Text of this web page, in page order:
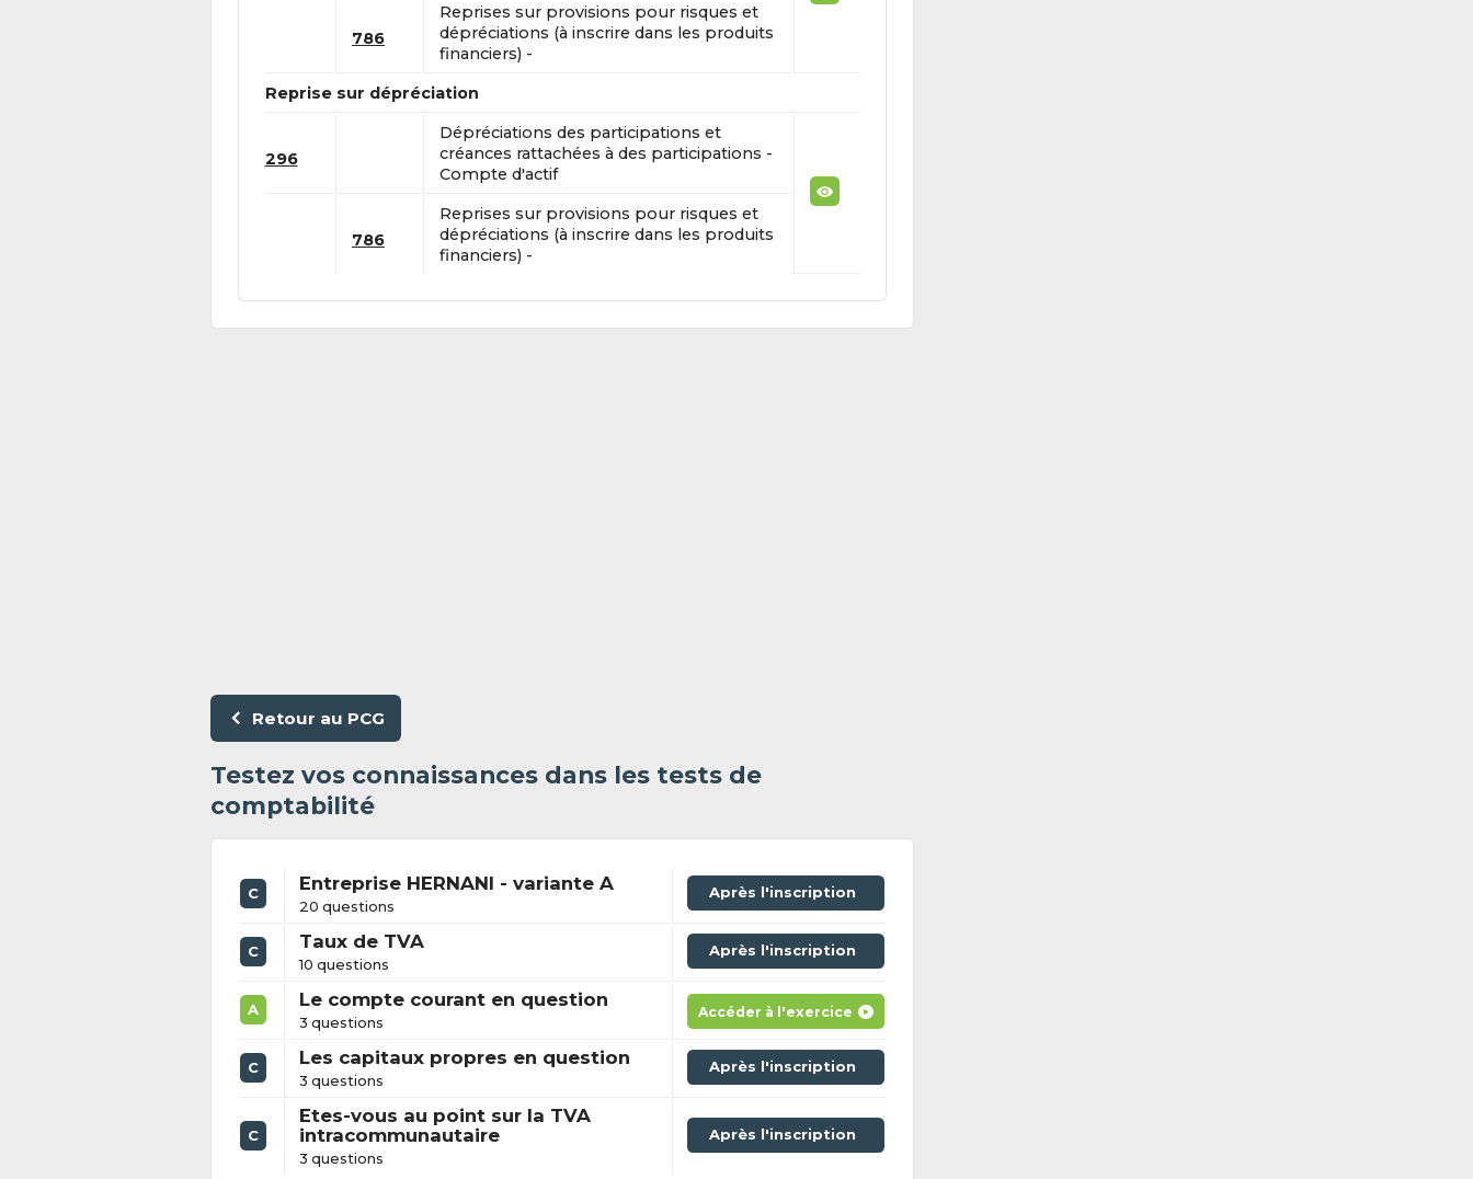
786
Reprises sur provisions pour risques et
dépréciations (à inscrire dans les produits
financiers) -
Reprise sur dépréciation
296
Dépréciations des participations et
créances rattachées à des participations -
Compte d'actif
786
Reprises sur provisions pour risques et
dépréciations (à inscrire dans les produits
financiers) -
Retour au PCG
Testez vos connaissances dans les tests de
comptabilité
C Entreprise HERNANI - variante A
20 questions
Après l'inscription
C Taux de TVA
10 questions
Après l'inscription
A Le compte courant en question
3 questions
Accéder à l'exercice
C Les capitaux propres en question
3 questions
Après l'inscription
C
Etes-vous au point sur la TVA
intracommunautaire
3 questions
Après l'inscription